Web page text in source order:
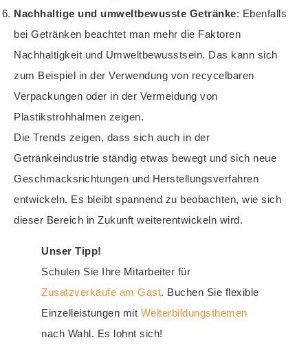
Nachhaltige und umweltbewusste Getränke: Ebenfalls
bei Getränken beachtet man mehr die Faktoren
Nachhaltigkeit und Umweltbewusstsein. Das kann sich
zum Beispiel in der Verwendung von recycelbaren
Verpackungen oder in der Vermeidung von
Plastikstrohhalmen zeigen.
Die Trends zeigen, dass sich auch in der
Getränkeindustrie ständig etwas bewegt und sich neue
Geschmacksrichtungen und Herstellungsverfahren
entwickeln. Es bleibt spannend zu beobachten, wie sich
dieser Bereich in Zukunft weiterentwickeln wird.
Unser Tipp!
Schulen Sie Ihre Mitarbeiter für
Zusatzverkäufe am Gast. Buchen Sie flexible
Einzelleistungen mit Weiterbildungsthemen
nach Wahl. Es lohnt sich!